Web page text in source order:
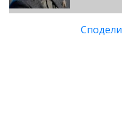
Сподели